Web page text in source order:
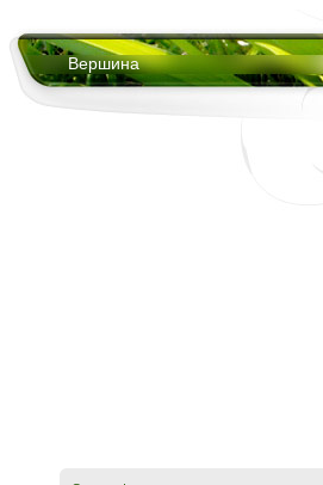
Вершина